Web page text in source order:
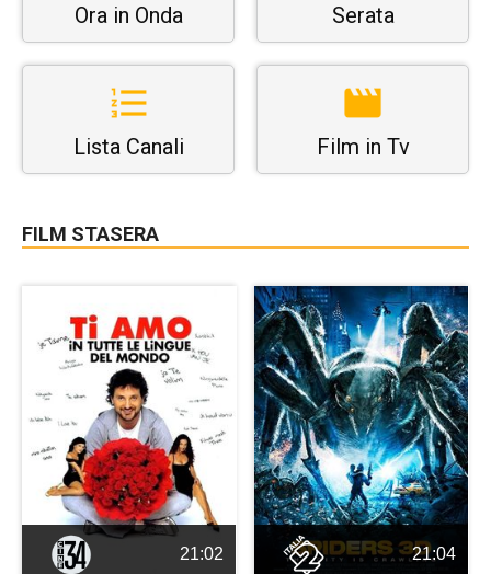
Ora in Onda Serata
Lista Canali Film in Tv
FILM STASERA
21:02 21:04